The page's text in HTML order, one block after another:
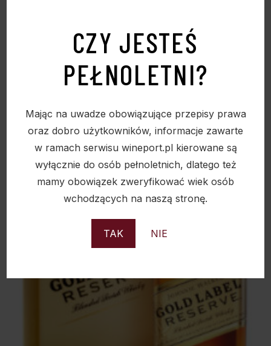
CZY JESTEŚ
PEŁNOLETNI?
Mając na uwadze obowiązujące przepisy prawa
oraz dobro użytkowników, informacje zawarte
w ramach serwisu wineport.pl kierowane są
wyłącznie do osób pełnoletnich, dlatego też
mamy obowiązek zweryfikować wiek osób
wchodzących na naszą stronę.
TAK NIE
WHISKY GLENFIDDICH 12YO 40% 0,7L
212,00 zł
Sold